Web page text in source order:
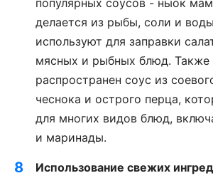
популярных соусов - ныок
делается из рыбы, соли и
используют для заправки
мясных и рыбных блюд.
распространен соус из
чеснока и острого перца,
для многих видов блюд,
и маринады.
Использование свежих